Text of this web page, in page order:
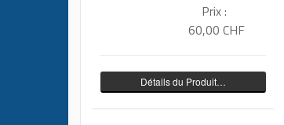
Prix :
60,00 CHF
Détails du Produit…